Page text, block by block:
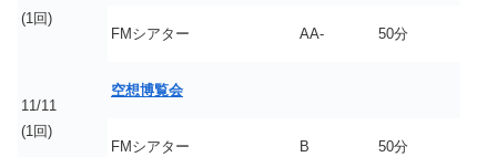
(1回)
FMシアター AA- 50分
11/11
(1回)
空想博覧会
FMシアター B 50分